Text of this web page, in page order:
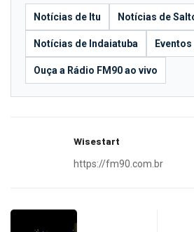
Notícias de Itu Notícias de
Notícias de Indaiatuba
Ouça a Rádio FM90 ao vivo
Wisestart
https://fm90.com.br